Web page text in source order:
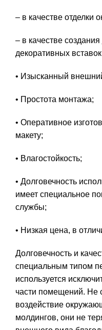
– в качестве отделки
– в качестве
декоративных
• Изысканный
• Простота монтажа;
• Оперативное
макету;
• Влагостойкость;
• Долговечность
имеет специальное
службы;
• Низкая цена, в
Долговечность и
специальным типом
используется
части помещений. Не
воздействие
молдингов, они не